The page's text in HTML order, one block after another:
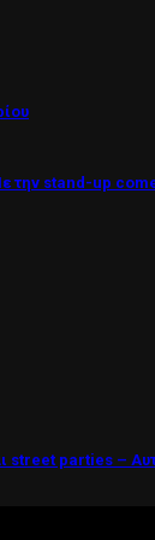
stand-up
street parties –